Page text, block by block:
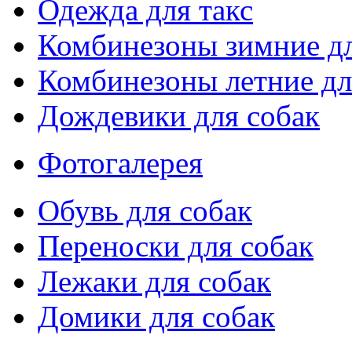
Одежда для такс
Комбинезоны зимние
Комбинезоны летние
Дождевики для собак
Фотогалерея
Обувь для собак
Переноски для собак
Лежаки для собак
Домики для собак